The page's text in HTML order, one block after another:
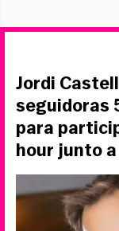
Jordi
seguidoras
para
hour junto